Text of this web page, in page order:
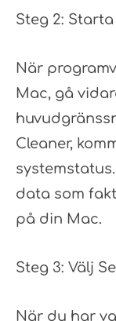
Steg 2:
När
Mac, gå
Cleaner,
data som
på din Mac.
Steg 3: Välj
När du har